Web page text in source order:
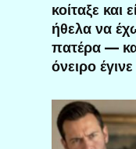
κοίταξε
ήθελα να
πατέρα —
όνειρο